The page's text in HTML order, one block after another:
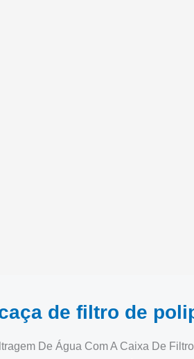
de filtro de
De Água Com A Caixa De